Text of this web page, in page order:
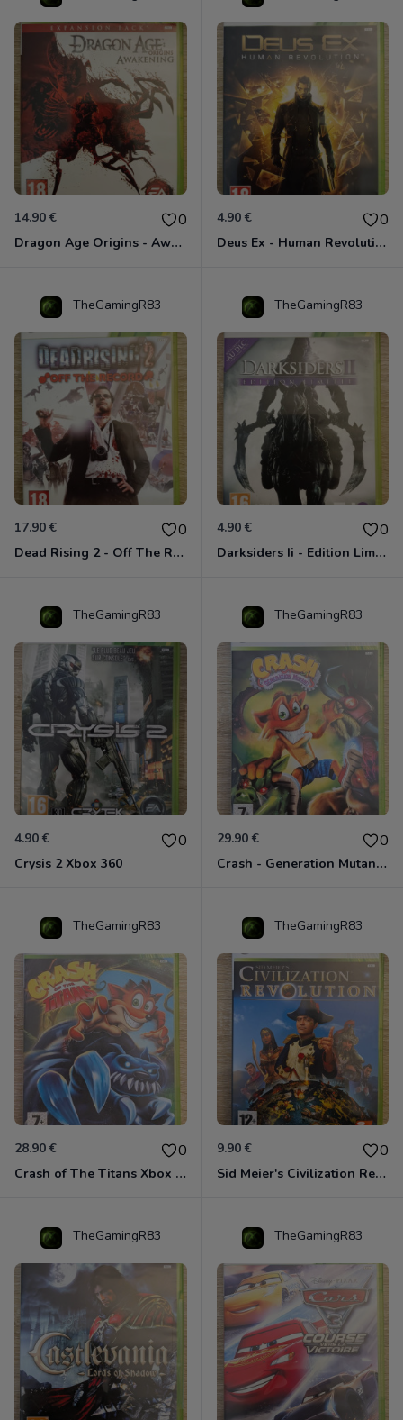
14.90 € 0
Dragon Age Origins - Awakening Xbox 360
4.90 € 0
Deus Ex - Human Revolution Xbox 360
TheGamingR83
17.90 € 0
Dead Rising 2 - Off The Record Xbox 360
TheGamingR83
4.90 € 0
Darksiders Ii - Edition Limitée Xbox 360
TheGamingR83
4.90 € 0
Crysis 2 Xbox 360
TheGamingR83
29.90 € 0
Crash - Generation Mutant Xbox 360
TheGamingR83
28.90 € 0
Crash of The Titans Xbox 360
TheGamingR83
9.90 € 0
Sid Meier's Civilization Revolution Xbox 360
TheGamingR83 TheGamingR83